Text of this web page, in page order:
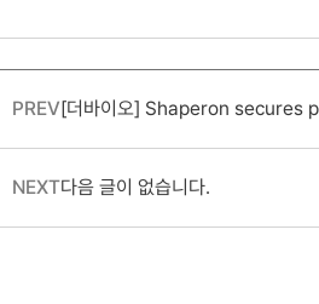
PREV
NEXT다음 글이 없습니다.